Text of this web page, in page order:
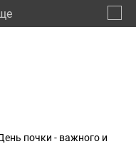
почки - важного и